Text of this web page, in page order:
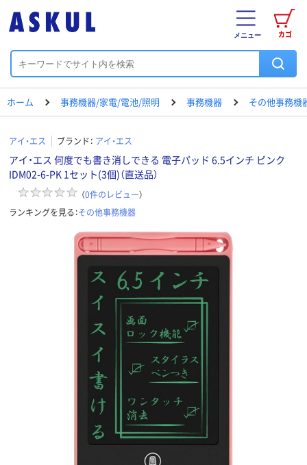
カゴ
メニュー
ホーム 事務機器/家電/電池/照明 事務機器 その他事務機
アイ・エス ブランド： アイ・エス
アイ・エス 何度でも書き消しできる 電子パッド 6.5インチ ピンク
IDM02-6-PK 1セット(3個)（直送品）
（0件のレビュー）
ランキングを見る：その他事務機器